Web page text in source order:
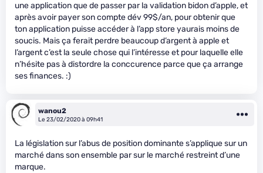
une application que de passer par la validation bidon d’apple, et
après avoir payer son compte dév 99$/an, pour obtenir que
ton application puisse accéder à l’app store yaurais moins de
soucis. Mais ça ferait perdre beaucoup d’argent à apple et
l’argent c’est la seule chose qui l’intéresse et pour laquelle elle
n’hésite pas à distordre la conccurence parce que ça arrange
ses finances. :)
wanou2
Le 23/02/2020 à 09h41
La législation sur l’abus de position dominante s’applique sur un
marché dans son ensemble par sur le marché restreint d’une
marque.